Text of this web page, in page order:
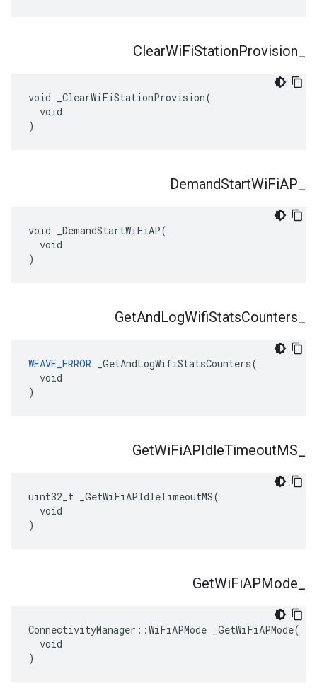
ClearWiFiStationProvision
void _ClearWiFiStationProvision(
  void
)
DemandStartWiFiAP
void _DemandStartWiFiAP(
  void
)
GetAndLogWifiStatsCounters
WEAVE_ERROR _GetAndLogWifiStatsCounters(
  void
)
GetWiFiAPIdleTimeoutMS
uint32_t _GetWiFiAPIdleTimeoutMS(
  void
)
GetWiFiAPMode
ConnectivityManager::WiFiAPMode _GetWiFiAPMode(
  void
)